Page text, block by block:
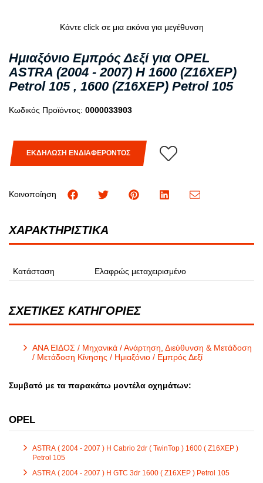
Κάντε click σε μια εικόνα για μεγέθυνση
Ημιαξόνιο Εμπρός Δεξί για OPEL
ASTRA (2004 - 2007) H 1600 (Z16XEP)
Petrol 105 , 1600 (Z16XEP) Petrol 105
Κωδικός Προϊόντος: 0000033903
ΕΚΔΗΛΩΣΗ ΕΝΔΙΑΦΕΡΟΝΤΟΣ
Κοινοποίηση
ΧΑΡΑΚΤΗΡΙΣΤΙΚΑ
Κατάσταση Ελαφρώς μεταχειρισμένο
ΣΧΕΤΙΚΕΣ ΚΑΤΗΓΟΡΙΕΣ
ΑΝΑ ΕΙΔΟΣ / Μηχανικά / Ανάρτηση, Διεύθυνση & Μετάδοση
/ Μετάδοση Κίνησης / Ημιαξόνιο / Εμπρός Δεξί
Συμβατό με τα παρακάτω μοντέλα οχημάτων:
OPEL
ASTRA ( 2004 - 2007 ) H Cabrio 2dr ( TwinTop ) 1600 ( Z16XEP )
Petrol 105
ASTRA ( 2004 - 2007 ) H GTC 3dr 1600 ( Z16XEP ) Petrol 105